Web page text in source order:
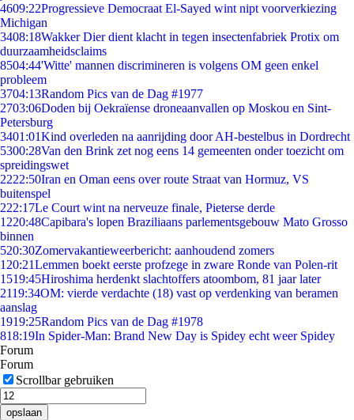
4609:22Progressieve Democraat El-Sayed wint nipt voorverkiezing
Michigan
3408:18Wakker Dier dient klacht in tegen insectenfabriek Protix om
duurzaamheidsclaims
8504:44'Witte' mannen discrimineren is volgens OM geen enkel
probleem
3704:13Random Pics van de Dag #1977
2703:06Doden bij Oekraïense droneaanvallen op Moskou en Sint-
Petersburg
3401:01Kind overleden na aanrijding door AH-bestelbus in Dordrecht
5300:28Van den Brink zet nog eens 14 gemeenten onder toezicht om
spreidingswet
2222:50Iran en Oman eens over route Straat van Hormuz, VS
buitenspel
222:17Le Court wint na nerveuze finale, Pieterse derde
1220:48Capibara's lopen Braziliaans parlementsgebouw Mato Grosso
binnen
520:30Zomervakantieweerbericht: aanhoudend zomers
1 20:21Lemmen boekt eerste profzege in zware Ronde van Polen-rit
1519:45Hiroshima herdenkt slachtoffers atoombom, 81 jaar later
2119:34OM: vierde verdachte (18) vast op verdenking van beramen
aanslag
1919:25Random Pics van de Dag #1978
818:19In Spider-Man: Brand New Day is Spidey echt weer Spidey
Forum
Forum
Scrollbar gebruiken
opslaan